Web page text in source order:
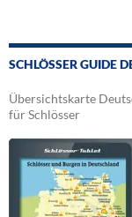
SCHLÖSSER GUIDE
Übersichtskarte
für Schlösser